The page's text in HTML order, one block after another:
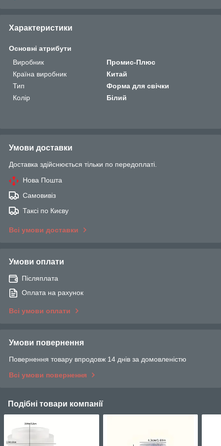
Характеристики
Основні атрибути
Виробник
Промис-Плюс
Країна виробник
Китай
Тип
Форма для свічки
Колір
Білий
Умови доставки
Доставка здійснюється тільки по передоплаті.
Нова Пошта
Самовивіз
Таксі по Києву
Всі умови доставки
Умови оплати
Післяплата
Оплата на рахунок
Всі умови оплати
Умови повернення
Повернення товару впродовж 14 днів за домовленістю
Всі умови повернення
Подібні товари компанії